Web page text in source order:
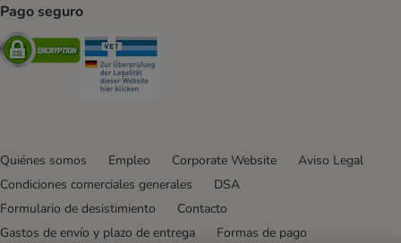
Pago seguro
Security
Quiénes somos Empleo Corporate Website
Aviso Legal
Condiciones comerciales generales
DSA
Formulario de desistimiento
Contacto
Gastos de envío y plazo de entrega
Formas de pago